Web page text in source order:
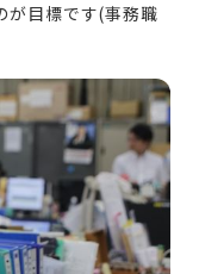
が目標です(事務職